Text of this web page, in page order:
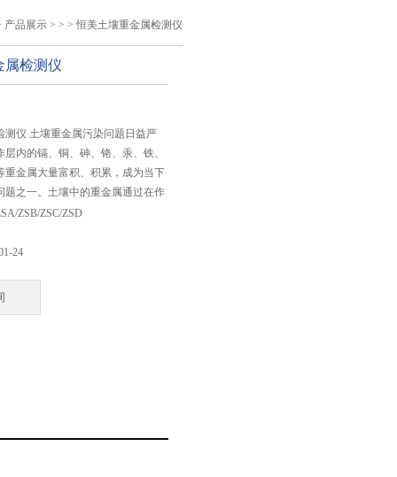
产品展示 > > > 恒美土壤重金属检测仪
属检测仪
测仪 土壤重金属污染问题日益严
内的镉、铜、砷、铬、汞、铁、
重金属大量富积、积累，成为当下
题之一。土壤中的重金属通过在作
链，对人畜健康造成严重威胁。
产中的污水灌溉，农用化学药品
ZSB/ZSC/ZSD
24